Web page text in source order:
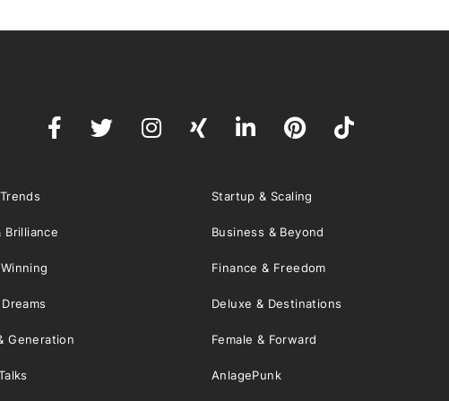
Startup & Scaling
Brilliance Business & Beyond
Finance & Freedom
Deluxe & Destinations
Generation Female & Forward
AnlagePunk